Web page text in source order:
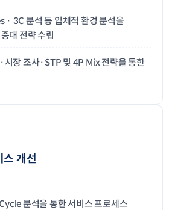
· 3C 분석 등 입체적 환경 분석을
대 전략 수립
시장 조사·STP 및 4P Mix 전략을 통한
스 개선
분석을 통한 서비스 프로세스